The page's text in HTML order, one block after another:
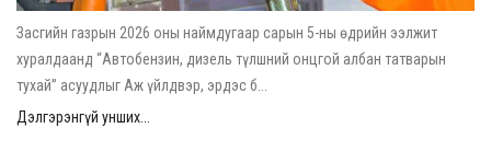
Засгийн газрын 2026 оны наймдугаар сарын 5-ны өдрийн ээлжит
хуралдаанд “Автобензин, дизель түлшний онцгой албан татварын
тухай” асуудлыг Аж үйлдвэр, эрдэс б...
Дэлгэрэнгүй унших...